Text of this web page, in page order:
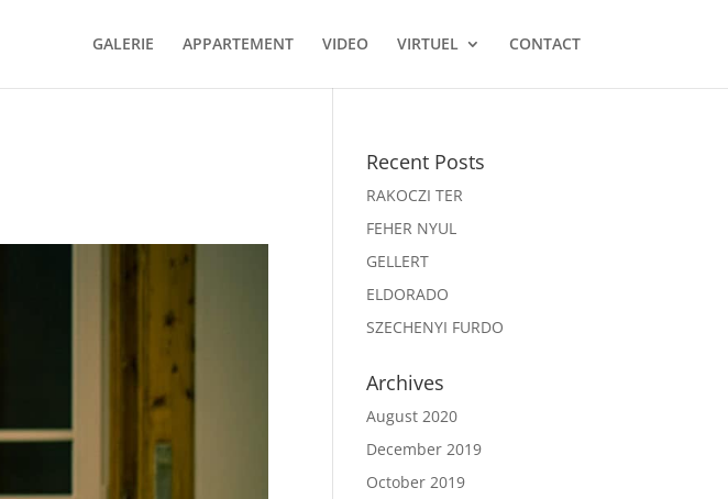
GALERIE APPARTEMENT VIDEO VIRTUEL CONTACT
Recent Posts
RAKOCZI TER
FEHER NYUL
GELLERT
ELDORADO
SZECHENYI FURDO
Archives
August 2020
December 2019
October 2019